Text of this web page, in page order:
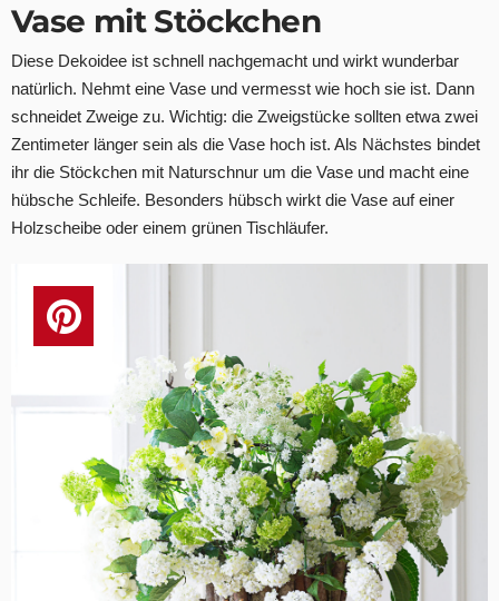
Vase mit Stöckchen
Diese Dekoidee ist schnell nachgemacht und wirkt wunderbar
natürlich. Nehmt eine Vase und vermesst wie hoch sie ist. Dann
schneidet Zweige zu. Wichtig: die Zweigstücke sollten etwa zwei
Zentimeter länger sein als die Vase hoch ist. Als Nächstes bindet
ihr die Stöckchen mit Naturschnur um die Vase und macht eine
hübsche Schleife. Besonders hübsch wirkt die Vase auf einer
Holzscheibe oder einem grünen Tischläufer.